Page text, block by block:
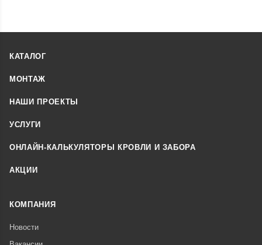
КАТАЛОГ
МОНТАЖ
НАШИ ПРОЕКТЫ
УСЛУГИ
ОНЛАЙН-КАЛЬКУЛЯТОРЫ КРОВЛИ И ЗАБОРА
АКЦИИ
КОМПАНИЯ
Новости